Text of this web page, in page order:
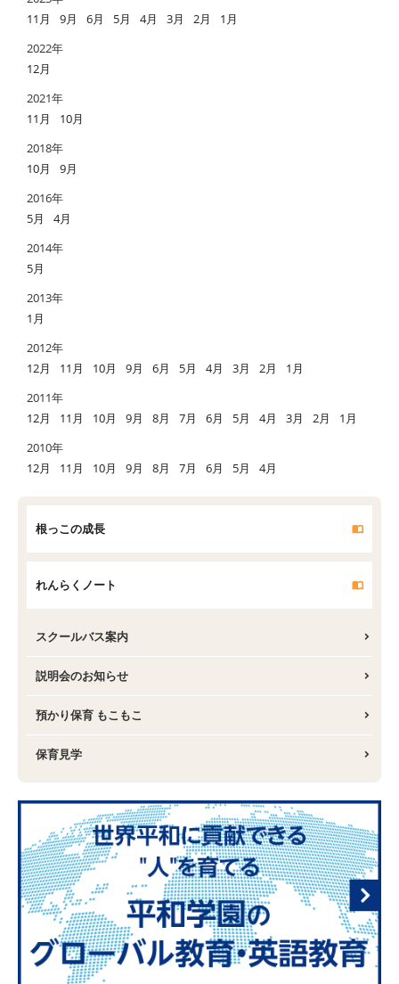
11月
9月 6月 5月 4月 3月 2月
1月
2022年
12月
2021年
11月
10月
2018年
10月
9月
2016年
5月
4月
2014年
5月
2013年
1月
2012年
12月
11月 10月 9月 6月 5月 4月 3月 2月
1月
2011年
12月
11月 10月 9月 8月 7月 6月 5月 4月 3月 2月
1月
2010年
12月
11月 10月 9月 8月 7月 6月 5月 4月
根っこの成長
れんらくノート
スクールバス案内
説明会のお知らせ
預かり保育 もこもこ
保育見学